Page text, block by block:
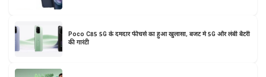
Poco C85 5G के दमदार फीचर्स का हुआ खुलासा, बजट में 5G और लंबी बैटरी
की गारंटी